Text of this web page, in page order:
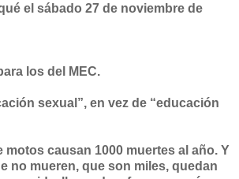
el sábado 27 de noviembre de
los del MEC.
sexual”, en vez de “educación
motos causan 1000 muertes al año. Y
no mueren, que son miles, quedan